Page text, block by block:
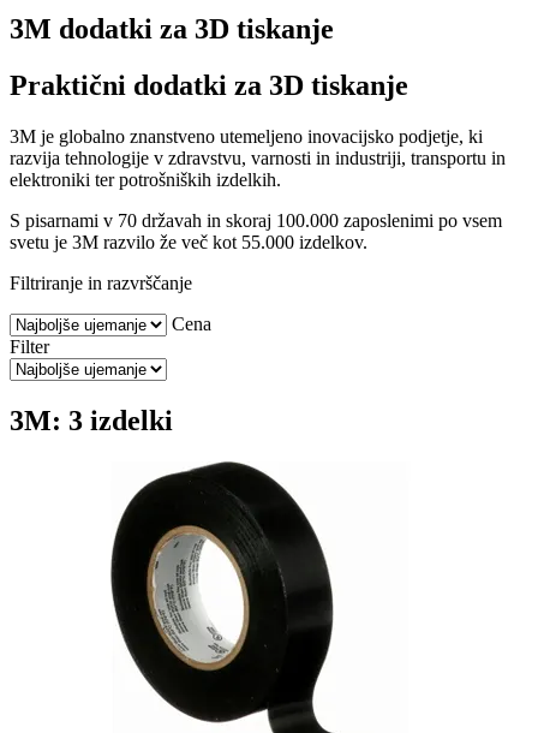
3M dodatki za 3D tiskanje
Praktični dodatki za 3D tiskanje
3M je globalno znanstveno utemeljeno inovacijsko podjetje, ki
razvija tehnologije v zdravstvu, varnosti in industriji, transportu in
elektroniki ter potrošniških izdelkih.
S pisarnami v 70 državah in skoraj 100.000 zaposlenimi po vsem
svetu je 3M razvilo že več kot 55.000 izdelkov.
Filtriranje in razvrščanje
Cena
Filter
3M: 3 izdelki